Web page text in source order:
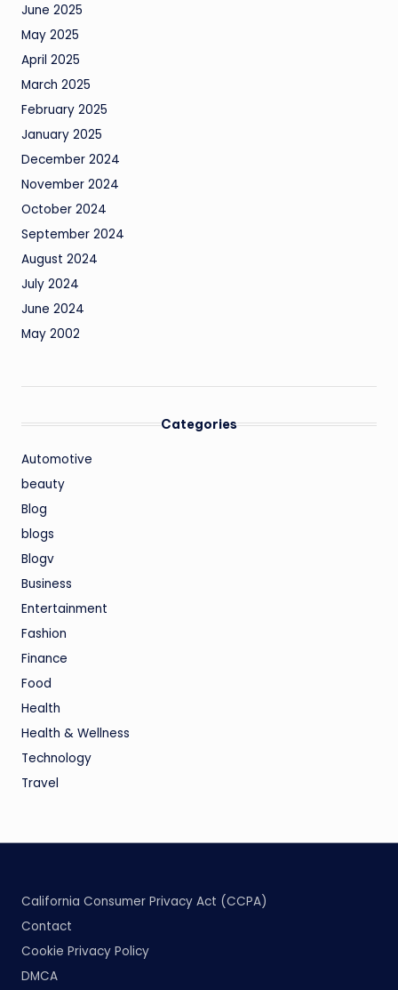
June 2025
May 2025
April 2025
March 2025
February 2025
January 2025
December 2024
November 2024
October 2024
September 2024
August 2024
July 2024
June 2024
May 2002
Categories
Automotive
beauty
Blog
blogs
Blogv
Business
Entertainment
Fashion
Finance
Food
Health
Health & Wellness
Technology
Travel
California Consumer Privacy Act (CCPA)
Contact
Cookie Privacy Policy
DMCA